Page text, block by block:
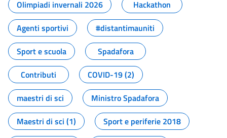
Olimpiadi invernali 2026
Hackathon
Agenti sportivi
#distantimauniti
Sport e scuola
Spadafora
Contributi
COVID-19 (2)
maestri di sci
Ministro Spadafora
Maestri di sci (1)
Sport e periferie 2018